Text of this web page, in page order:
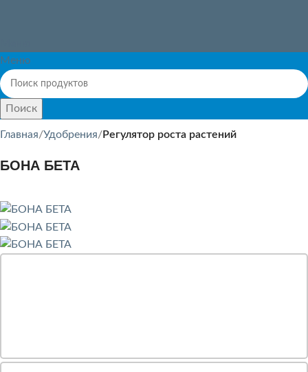
Меню
Поиск
Главная Удобрения Регулятор роста растений
БОНА БЕТА